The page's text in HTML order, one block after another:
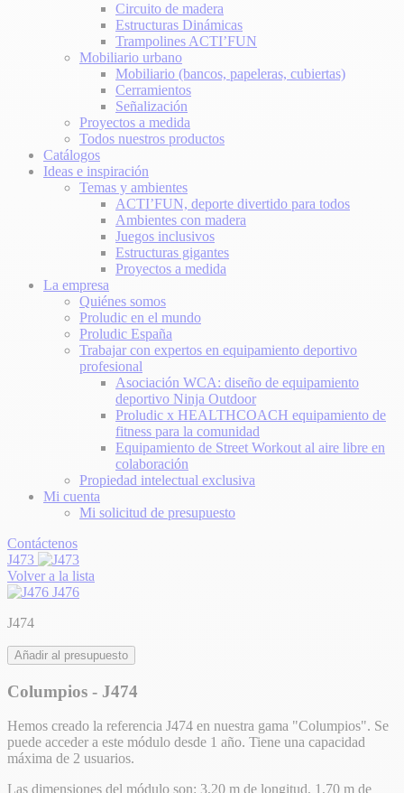
Circuito de madera
Estructuras Dinámicas
Trampolines ACTI’FUN
Mobiliario urbano
Mobiliario (bancos, papeleras, cubiertas)
Cerramientos
Señalización
Proyectos a medida
Todos nuestros productos
Catálogos
Ideas e inspiración
Temas y ambientes
ACTI’FUN, deporte divertido para todos
Ambientes con madera
Juegos inclusivos
Estructuras gigantes
Proyectos a medida
La empresa
Quiénes somos
Proludic en el mundo
Proludic España
Trabajar con expertos en equipamiento deportivo
profesional
Asociación WCA: diseño de equipamiento
deportivo Ninja Outdoor
Proludic x HEALTHCOACH equipamiento de
fitness para la comunidad
Equipamiento de Street Workout al aire libre en
colaboración
Propiedad intelectual exclusiva
Mi cuenta
Mi solicitud de presupuesto
Contáctenos
J473
Volver a la lista
J476
J474
Añadir al presupuesto
Columpios - J474
Hemos creado la referencia J474 en nuestra gama "Columpios". Se
puede acceder a este módulo desde 1 año. Tiene una capacidad
máxima de 2 usuarios.
Las dimensiones del módulo son: 3,20 m de longitud, 1,70 m de